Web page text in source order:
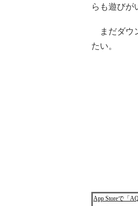
らも遊びが
まだダウ
たい。
App Storeで「